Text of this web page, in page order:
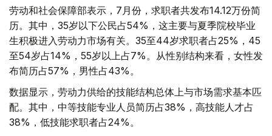
劳动和社会保障部表示，7月份，求职者共发布14.12万份简
历。其中，35岁以下公民占54%，这主要与夏季院校毕业
生积极进入劳动力市场有关。35至44岁求职者占25%，45
至54岁占14%，55岁以上占7%。从性别结构来看，女性发
布简历占57%，男性占43%。
数据显示，劳动力供给的技能结构总体上与市场需求基本匹
配。其中，中等技能专业人员简历占38%，高技能人才占
38%，低技能求职者占24%。